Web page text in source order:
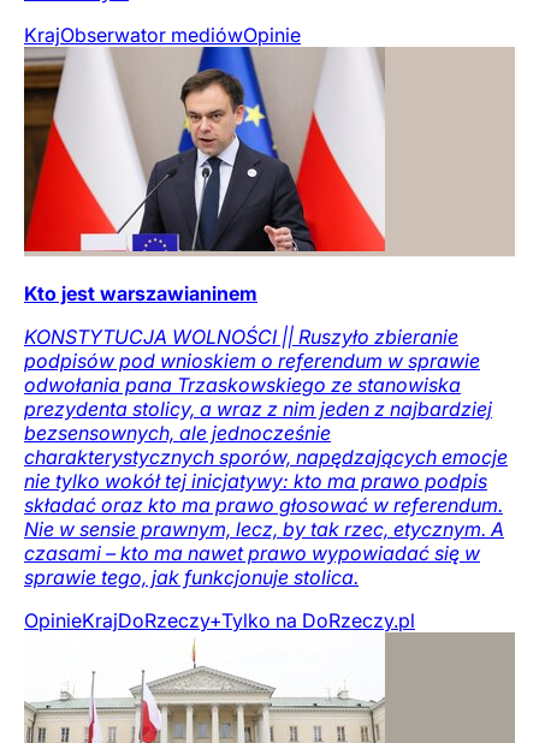
KrajObserwator mediówOpinie
Kto jest warszawianinem
KONSTYTUCJA WOLNOŚCI || Ruszyło zbieranie
podpisów pod wnioskiem o referendum w sprawie
odwołania pana Trzaskowskiego ze stanowiska
prezydenta stolicy, a wraz z nim jeden z najbardziej
bezsensownych, ale jednocześnie
charakterystycznych sporów, napędzających emocje
nie tylko wokół tej inicjatywy: kto ma prawo podpis
składać oraz kto ma prawo głosować w referendum.
Nie w sensie prawnym, lecz, by tak rzec, etycznym. A
czasami – kto ma nawet prawo wypowiadać się w
sprawie tego, jak funkcjonuje stolica.
OpinieKrajDoRzeczy+Tylko na DoRzeczy.pl